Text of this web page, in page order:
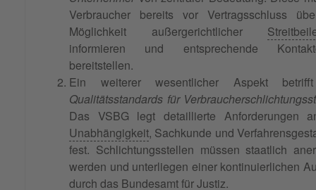
Verbraucher bereits vor Vertragsschluss
Möglichkeit außergerichtlicher
informieren und entsprechende
bereitstellen.
Ein weiterer wesentlicher Aspekt
Qualitätsstandards für
Das VSBG legt detaillierte Anforderungen
Unabhängigkeit, Sachkunde und
fest. Schlichtungsstellen müssen staatlich
werden und unterliegen einer kontinuierlichen
durch das Bundesamt für Justiz.